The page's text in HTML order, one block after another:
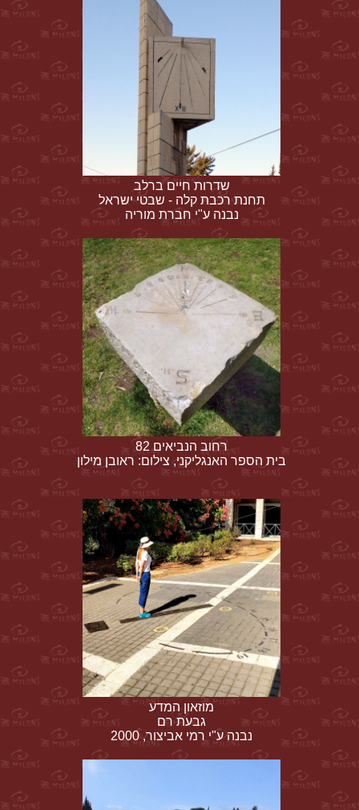
שדרות חיים ברלב
תחנת רכבת קלה - שבטי ישראל
נבנה ע"י חברת מוריה
רחוב הנביאים 82
בית הספר האנגליקני, צילום: ראובן מילון
מוזאון המדע
גבעת רם
נבנה ע"י רמי אביצור, 2000